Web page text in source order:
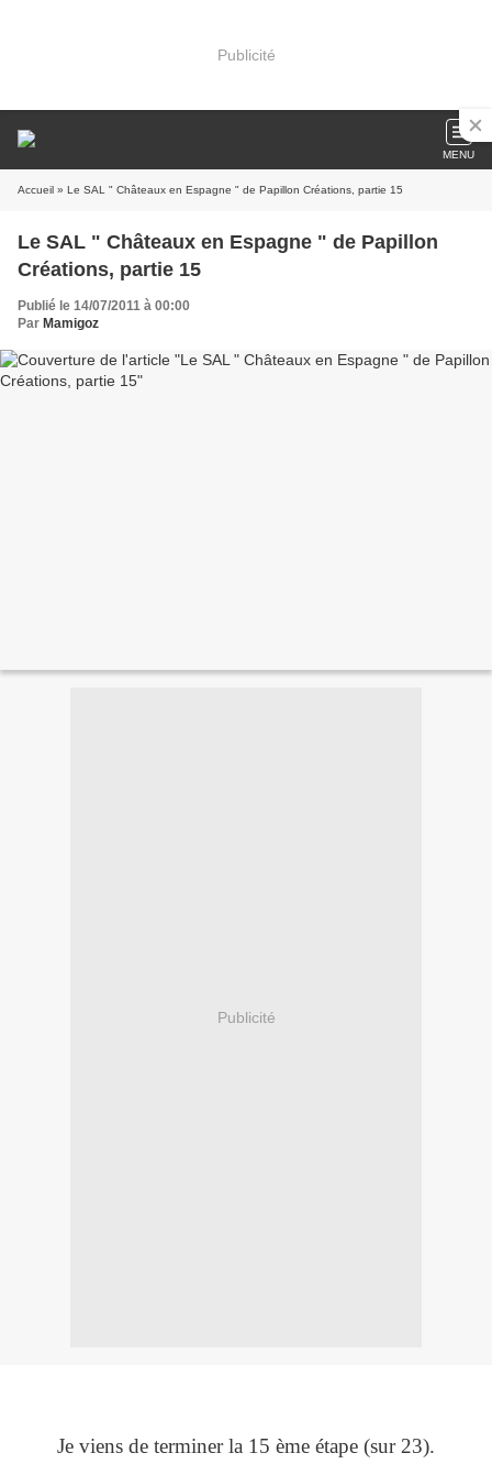
Publicité
MENU
Accueil » Le SAL " Châteaux en Espagne " de Papillon Créations, partie 15
Le SAL " Châteaux en Espagne " de Papillon
Créations, partie 15
Publié le 14/07/2011 à 00:00
Par Mamigoz
Publicité
Je viens de terminer la 15 ème étape (sur 23).